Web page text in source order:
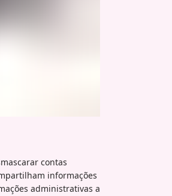
contas
informações
administrativas a